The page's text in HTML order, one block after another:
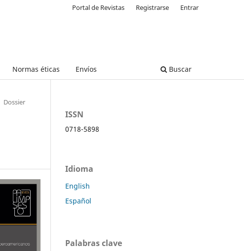
Normas éticas Envíos Buscar
Portal de Revistas Registrarse Entrar
Dossier
ISSN
0718-5898
Idioma
English
Español
Palabras clave